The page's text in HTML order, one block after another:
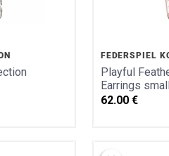
FEDERSPIEL
Playful
Earrings
62.00€